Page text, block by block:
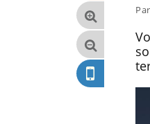
Par